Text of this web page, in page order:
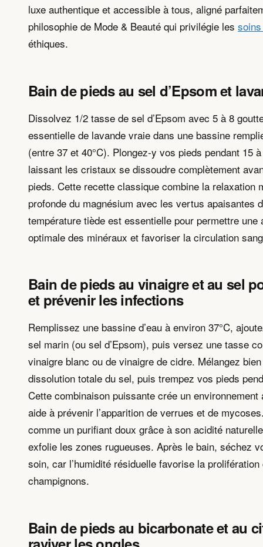
luxe authentique et accessible à tous, aligné
philosophie de Mode & Beauté qui privilégie les
éthiques.
Bain de pieds au sel d’Epsom et
Dissolvez 1/2 tasse de sel d’Epsom avec 5 à 8
essentielle de lavande vraie dans une bassine
(entre 37 et 40°C). Plongez-y vos pieds pendant 15
laissant les cristaux se dissoudre complètement
pieds. Cette recette classique combine la relaxation
profonde du magnésium avec les vertus apaisantes
température tiède est essentielle pour permettre une
optimale des minéraux et favoriser la circulation
Bain de pieds au vinaigre et au sel
et prévenir les infections
Remplissez une bassine d’eau à environ 37°C,
sel marin (ou sel d’Epsom), puis versez une tasse
vinaigre blanc ou de vinaigre de cidre. Mélangez bien
dissolution totale du sel, puis trempez vos pieds
Cette combinaison puissante crée un environnement
aide à prévenir l’apparition de verrues et de
comme un purifiant doux grâce à son acidité
exfolie les zones rugueuses. Après le bain, séchez
soin, car l’humidité résiduelle favorise la prolifération
champignons.
Bain de pieds au bicarbonate et au